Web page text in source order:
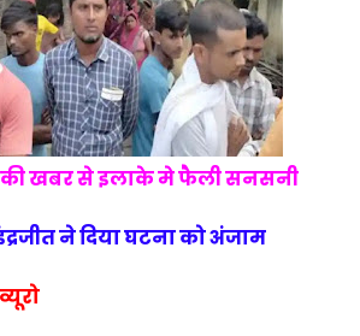
की खबर से इलाके मे फैली सनसनी
ने दिया घटना को अंजाम